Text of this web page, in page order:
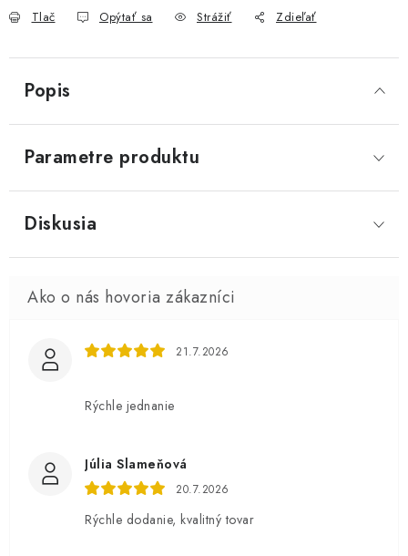
Tlač Opýtať sa Strážiť Zdieľať
Popis
Parametre produktu
Diskusia
21.7.2026
Rýchle jednanie
Júlia Slameňová
20.7.2026
Rýchle dodanie, kvalitný tovar